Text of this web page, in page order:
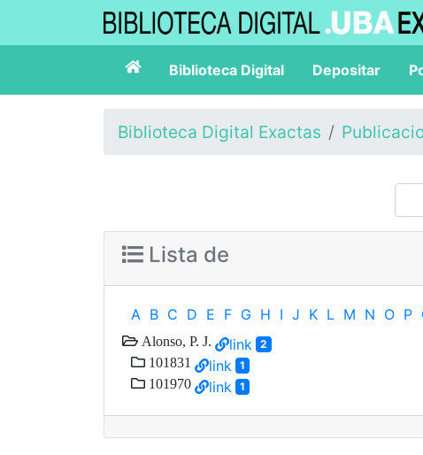
Biblioteca Digital Depositar
Biblioteca Digital Exactas
Lista de
A B C D E F G H I J K L M N O P
Alonso, P. J. link 2
101831 link 1
101970 link 1